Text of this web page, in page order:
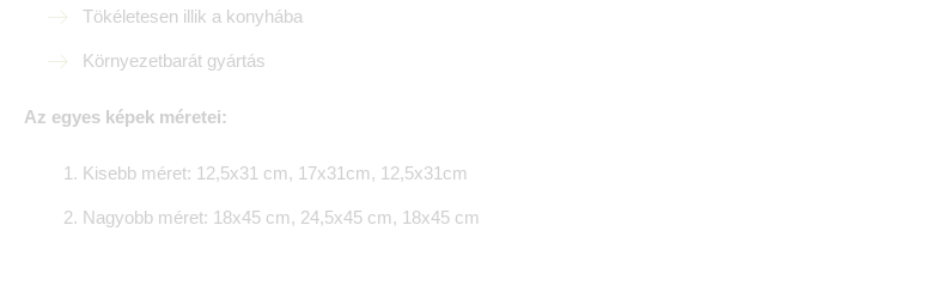
Tökéletesen illik a konyhába
Környezetbarát gyártás
Az egyes képek méretei:
Kisebb méret: 12,5x31 cm, 17x31cm, 12,5x31cm
Nagyobb méret: 18x45 cm, 24,5x45 cm, 18x45 cm